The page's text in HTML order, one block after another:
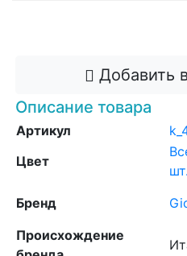
Добавить
Описание товара
Артикул
Цвет
Бренд
Происхождение